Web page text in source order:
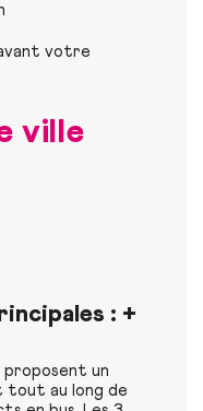
votre
ville
: +
proposent un
au long de